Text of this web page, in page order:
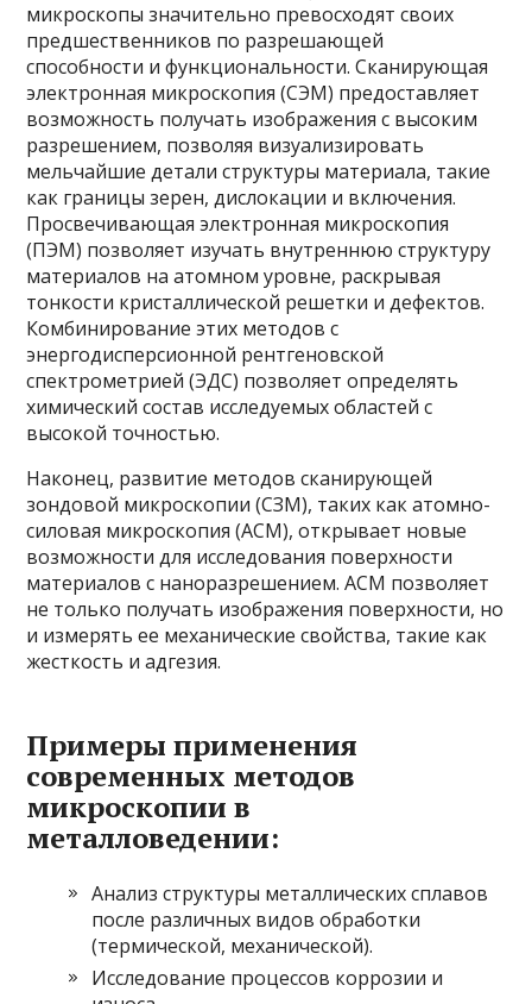
микроскопы значительно превосходят своих
предшественников по разрешающей
способности и функциональности. Сканирующая
электронная микроскопия (СЭМ) предоставляет
возможность получать изображения с высоким
разрешением, позволяя визуализировать
мельчайшие детали структуры материала, такие
как границы зерен, дислокации и включения.
Просвечивающая электронная микроскопия
(ПЭМ) позволяет изучать внутреннюю структуру
материалов на атомном уровне, раскрывая
тонкости кристаллической решетки и дефектов.
Комбинирование этих методов с
энергодисперсионной рентгеновской
спектрометрией (ЭДС) позволяет определять
химический состав исследуемых областей с
высокой точностью.
Наконец, развитие методов сканирующей
зондовой микроскопии (СЗМ), таких как атомно-
силовая микроскопия (АСМ), открывает новые
возможности для исследования поверхности
материалов с наноразрешением. АСМ позволяет
не только получать изображения поверхности, но
и измерять ее механические свойства, такие как
жесткость и адгезия.
Примеры применения
современных методов
микроскопии в
металловедении:
Анализ структуры металлических сплавов
после различных видов обработки
(термической, механической).
Исследование процессов коррозии и